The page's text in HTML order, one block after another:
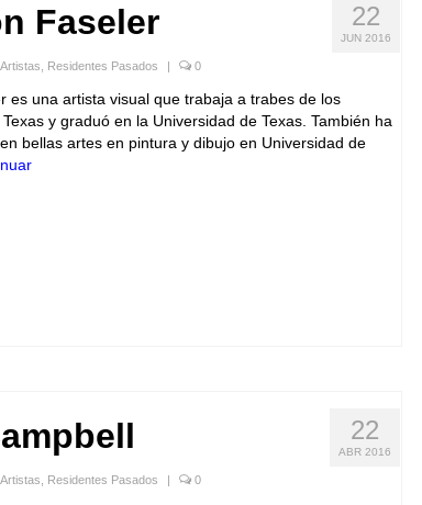
22
JUN 2016
Faseler
Artistas Residentes Pasados 0
es una artista visual que trabaja a trabes de los
y graduó en la Universidad de Texas. También ha
bellas artes en pintura y dibujo en Universidad de
22
ABR 2016
Artistas Residentes Pasados | 0